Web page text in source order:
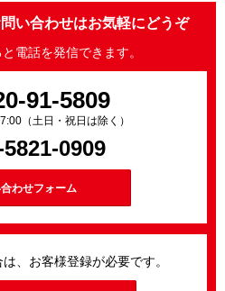
い合わせはお気軽にどうぞ
電話を発信できます。
91-5809
（土日・祝日は除く）
5821-0909
わせフォーム
、お客様登録が必要です。